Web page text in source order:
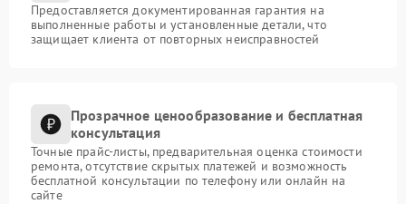
Предоставляется документированная гарантия на
выполненные работы и установленные детали, что
защищает клиента от повторных неисправностей
Прозрачное ценообразование и бесплатная
консультация
Точные прайс-листы, предварительная оценка стоимости
ремонта, отсутствие скрытых платежей и возможность
бесплатной консультации по телефону или онлайн на
сайте